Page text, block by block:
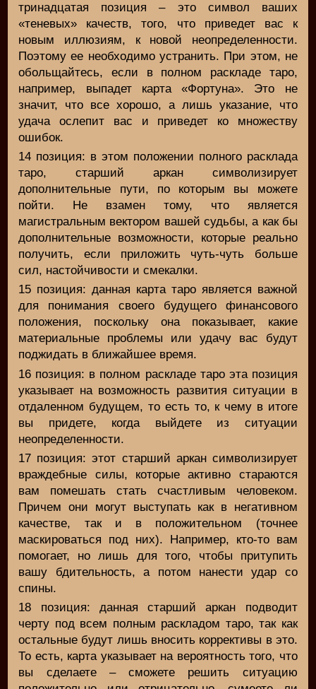
тринадцатая позиция – это символ ваших
«теневых» качеств, того, что приведет вас к
новым иллюзиям, к новой неопределенности.
Поэтому ее необходимо устранить. При этом, не
обольщайтесь, если в полном раскладе таро,
например, выпадет карта «Фортуна». Это не
значит, что все хорошо, а лишь указание, что
удача ослепит вас и приведет ко множеству
ошибок.
14 позиция: в этом положении полного расклада
таро, старший аркан символизирует
дополнительные пути, по которым вы можете
пойти. Не взамен тому, что является
магистральным вектором вашей судьбы, а как бы
дополнительные возможности, которые реально
получить, если приложить чуть-чуть больше
сил, настойчивости и смекалки.
15 позиция: данная карта таро является важной
для понимания своего будущего финансового
положения, поскольку она показывает, какие
материальные проблемы или удачу вас будут
поджидать в ближайшее время.
16 позиция: в полном раскладе таро эта позиция
указывает на возможность развития ситуации в
отдаленном будущем, то есть то, к чему в итоге
вы придете, когда выйдете из ситуации
неопределенности.
17 позиция: этот старший аркан символизирует
враждебные силы, которые активно стараются
вам помешать стать счастливым человеком.
Причем они могут выступать как в негативном
качестве, так и в положительном (точнее
маскироваться под них). Например, кто-то вам
помогает, но лишь для того, чтобы притупить
вашу бдительность, а потом нанести удар со
спины.
18 позиция: данная старший аркан подводит
черту под всем полным раскладом таро, так как
остальные будут лишь вносить коррективы в это.
То есть, карта указывает на вероятность того, что
вы сделаете – сможете решить ситуацию